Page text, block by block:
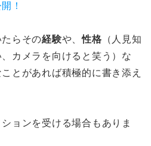
！
らその経験や、性格 （人見知
カメラを向けると笑う）な
とがあれば積極的に書き添え
ョンを受ける場合もありま